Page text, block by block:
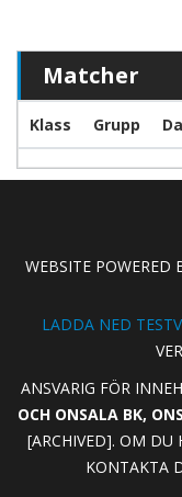
Matcher
Klass Grupp
WEBSITE POWERED
LADDA NED
ANSVARIG FÖR
OCH ONSALA BK,
[ARCHIVED]. OM DU
KONTAKTA